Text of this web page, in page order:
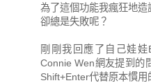
為了這個功能我瘋狂地
卻總是失敗呢？
剛剛我回應了自己娃
Connie Wen網友提到的
Shift+Enter代替原本慣